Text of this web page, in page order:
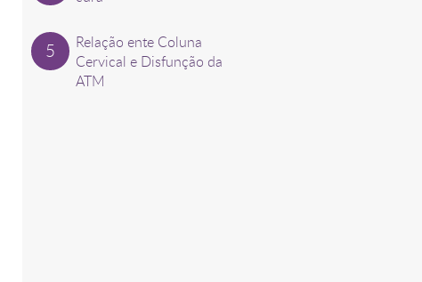
Relação ente Coluna
Cervical e Disfunção da
ATM